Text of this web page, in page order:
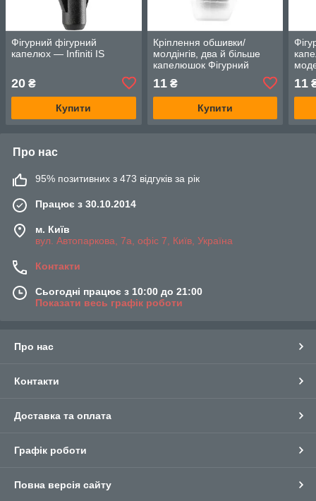
Фігурний фігурний
капелюх — Infiniti IS
20 ₴
Купити
Кріплення обшивки/
молдінгів, два й більше
капелюшок Фігурний
капелюх — Infiniti Багато
моделей
11₴
Купити
11
Про нас
95% позитивних з 473 відгуків за рік
Працює з 30.10.2014
м. Київ
вул. Автопаркова, 7а, офіс 7, Київ, Україна
Контакти
Сьогодні працює з 10:00 до 21:00
Показати весь графік роботи
Про нас
Контакти
Доставка та оплата
Графік роботи
Повна версія сайту